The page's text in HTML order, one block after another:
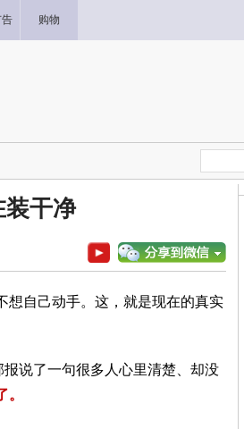
购物
装干净
想自己动手。这，就是现在的真实
报说了一句很多人心里清楚、却没